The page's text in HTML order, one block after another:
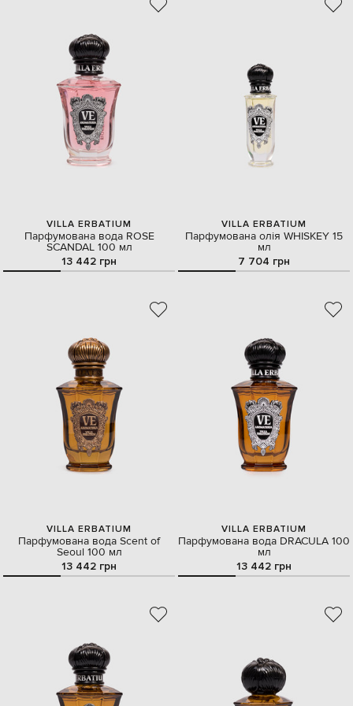
VILLA ERBATIUM
Парфумована вода ROSE
SCANDAL 100 мл
13 442 грн
VILLA ERBATIUM
Парфумована олія WHISKEY 15
мл
7 704 грн
VILLA ERBATIUM
Парфумована вода Scent of
Seoul 100 мл
13 442 грн
VILLA ERBATIUM
Парфумована вода DRACULA 100
мл
13 442 грн